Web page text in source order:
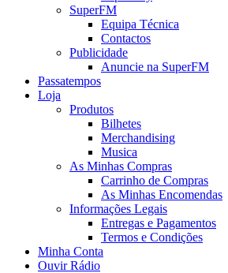
SuperFM
Equipa Técnica
Contactos
Publicidade
Anuncie na SuperFM
Passatempos
Loja
Produtos
Bilhetes
Merchandising
Musica
As Minhas Compras
Carrinho de Compras
As Minhas Encomendas
Informações Legais
Entregas e Pagamentos
Termos e Condições
Minha Conta
Ouvir Rádio